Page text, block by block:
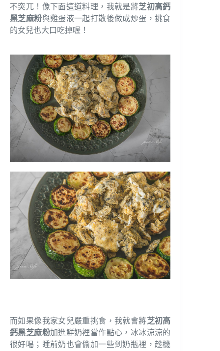
不突兀！像下面這道料理，我就是將芝初高鈣
黑芝麻粉與雞蛋液一起打散後做成炒蛋，挑食
的女兒也大口吃掉喔！
而如果像我家女兒嚴重挑食，我就會將芝初高
鈣黑芝麻粉加進鮮奶裡當作點心，冰冰涼涼的
很好喝；睡前奶也會偷加一些到奶瓶裡，趁機